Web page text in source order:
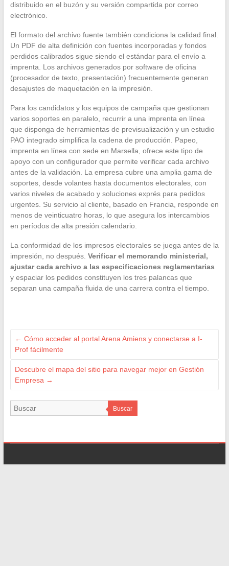
distribuido en el buzón y su versión compartida por correo
electrónico.
El formato del archivo fuente también condiciona la calidad final.
Un PDF de alta definición con fuentes incorporadas y fondos
perdidos calibrados sigue siendo el estándar para el envío a
imprenta. Los archivos generados por software de oficina
(procesador de texto, presentación) frecuentemente generan
desajustes de maquetación en la impresión.
Para los candidatos y los equipos de campaña que gestionan
varios soportes en paralelo, recurrir a una imprenta en línea
que disponga de herramientas de previsualización y un estudio
PAO integrado simplifica la cadena de producción. Papeo,
imprenta en línea con sede en Marsella, ofrece este tipo de
apoyo con un configurador que permite verificar cada archivo
antes de la validación. La empresa cubre una amplia gama de
soportes, desde volantes hasta documentos electorales, con
varios niveles de acabado y soluciones exprés para pedidos
urgentes. Su servicio al cliente, basado en Francia, responde en
menos de veinticuatro horas, lo que asegura los intercambios
en períodos de alta presión calendario.
La conformidad de los impresos electorales se juega antes de la
impresión, no después. Verificar el memorando ministerial,
ajustar cada archivo a las especificaciones reglamentarias
y espaciar los pedidos constituyen los tres palancas que
separan una campaña fluida de una carrera contra el tiempo.
← Cómo acceder al portal Arena Amiens y conectarse a I-
Prof fácilmente
Descubre el mapa del sitio para navegar mejor en Gestión
Empresa →
Buscar